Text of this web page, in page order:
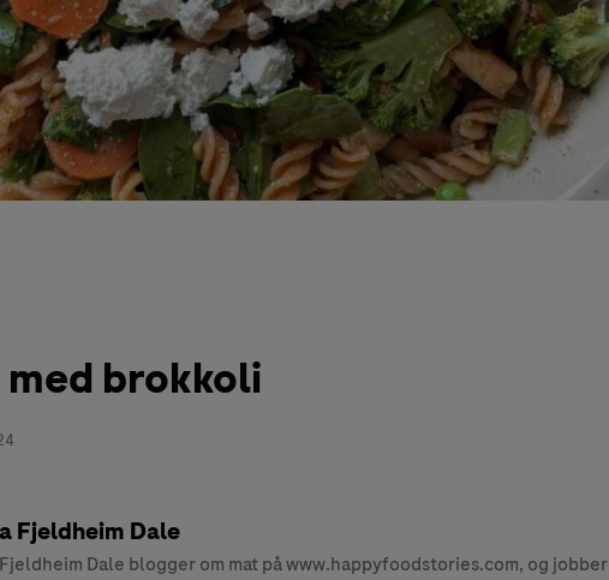
brokkoli
Fjeldheim Dale
Dale blogger om mat på www.happyfoodstories.com, og jobber